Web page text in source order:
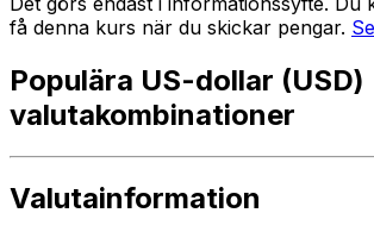
få denna kurs när du skickar pengar.
Populära US-dollar (USD)
valutakombinationer
Valutainformation